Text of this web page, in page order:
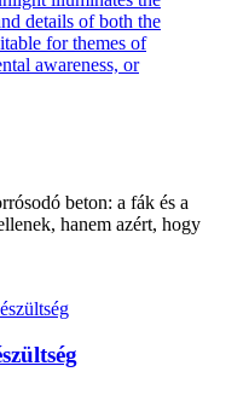
beton: a fák és a
hanem azért, hogy